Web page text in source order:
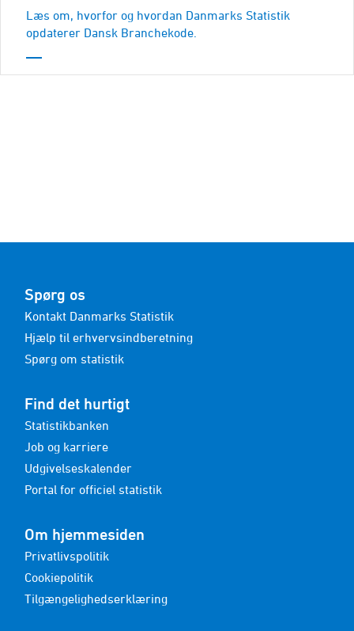
Læs om, hvorfor og hvordan Danmarks Statistik
opdaterer Dansk Branchekode.
Spørg os
Kontakt Danmarks Statistik
Hjælp til erhvervsindberetning
Spørg om statistik
Find det hurtigt
Statistikbanken
Job og karriere
Udgivelseskalender
Portal for officiel statistik
Om hjemmesiden
Privatlivspolitik
Cookiepolitik
Tilgængelighedserklæring